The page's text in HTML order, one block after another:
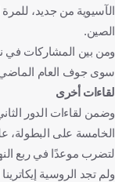
الصين.
ومن بين المشاركات في
سوى جوف العام الماضي،
لقاءات أخرى
وضمن لقاءات الدور
لتضرب موعدًا في ربع
ولم تجد الروسية